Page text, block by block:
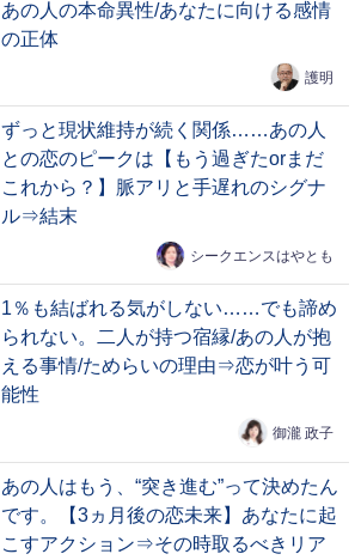
あの人の本命異性/あなたに向ける感情
の正体
護明
ずっと現状維持が続く関係……あの人
との恋のピークは【もう過ぎたorまだ
これから？】脈アリと手遅れのシグナ
ル⇒結末
シークエンスはやとも
1％も結ばれる気がしない……でも諦め
られない。二人が持つ宿縁/あの人が抱
える事情/ためらいの理由⇒恋が叶う可
能性
御瀧 政子
あの人はもう、“突き進む”って決めたん
です。【3ヵ月後の恋未来】あなたに起
こすアクション⇒その時取るべきリア